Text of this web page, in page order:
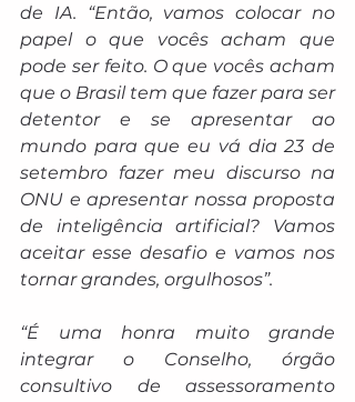
de IA. “Então, vamos colocar no
papel o que vocês acham que
pode ser feito. O que vocês acham
que o Brasil tem que fazer para ser
detentor e se apresentar ao
mundo para que eu vá dia 23 de
setembro fazer meu discurso na
ONU e apresentar nossa proposta
de inteligência artificial? Vamos
aceitar esse desafio e vamos nos
tornar grandes, orgulhosos”.
“É uma honra muito grande
integrar o Conselho, órgão
consultivo de assessoramento